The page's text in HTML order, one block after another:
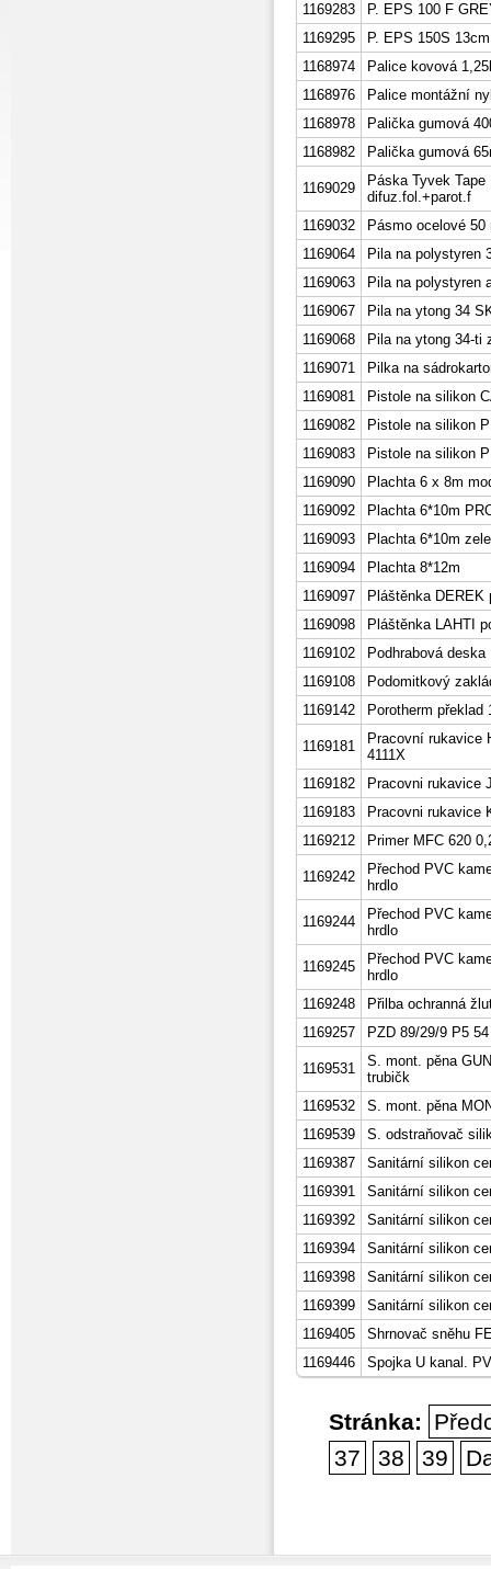
1169283
P. EPS 100 F
1169295
P. EPS 150S
1168974
Palice kovová
1168976
Palice montážní
1168978
Palička gumová
1168982
Palička gumová
1169029
Páska Tyvek
difuz.fol.+parot.f
1169032
Pásmo ocelové 50
1169064
Pila na polystyren
1169063
Pila na polystyren
1169067
Pila na ytong 34
1169068
Pila na ytong 34-ti
1169071
Pilka na
1169081
Pistole na silikon
1169082
Pistole na silikon
1169083
Pistole na silikon
1169090
Plachta 6 x 8m
1169092
Plachta 6*10m
1169093
Plachta 6*10m
1169094
Plachta 8*12m
1169097
Pláštěnka
1169098
Pláštěnka LAHTI
1169102
Podhrabová
1169108
Podomitkový
1169142
Porotherm
1169181
Pracovní rukavice
4111X
1169182
Pracovni rukavice
1169183
Pracovni rukavice
1169212
Primer MFC 620
1169242
Přechod PVC
hrdlo
1169244
Přechod PVC
hrdlo
1169245
Přechod PVC
hrdlo
1169248
Přilba ochranná
1169257
PZD 89/29/9 P5
1169531
S. mont. pěna
trubičk
1169532
S. mont. pěna
1169539
S. odstraňovač
1169387
Sanitární silikon
1169391
Sanitární silikon
1169392
Sanitární silikon
1169394
Sanitární silikon
1169398
Sanitární silikon
1169399
Sanitární silikon
1169405
Shrnovač sněhu
1169446
Spojka U kanal.
Stránka:
37
38 39